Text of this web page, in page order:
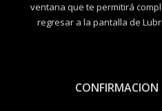
ventana que te permitirá
regresar a la pantalla de
CONFIRMACION